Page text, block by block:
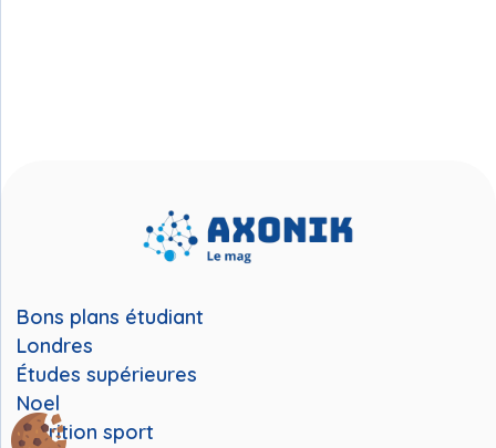
Bons plans étudiant
Londres
Études supérieures
Noel
Nutrition sport